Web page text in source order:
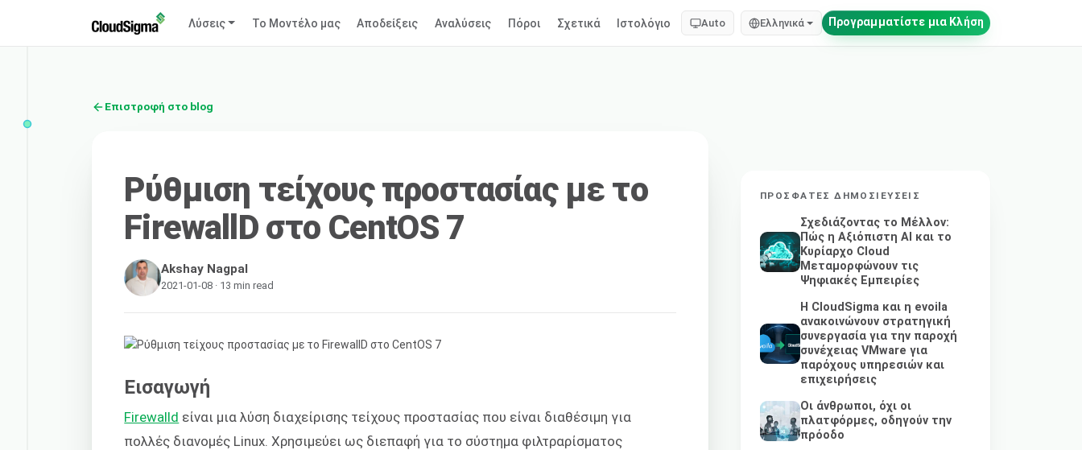
Λύσεις Το Μοντέλο μας Αποδείξεις Αναλύσεις Πόροι Σχετικά Ιστολόγιο Auto Ελληνικά Προγραμματίστε μια Κλήση
Επιστροφή στο blog
Ρύθμιση τείχους προστασίας με το
FirewallD στο CentOS 7
Akshay Nagpal
2021-01-08 · 13 min read
Εισαγωγή
Firewalld είναι μια λύση διαχείρισης τείχους προστασίας που είναι διαθέσιμη για
πολλές διανομές Linux. Χρησιμεύει ως διεπαφή για το σύστημα φιλτραρίσματος
ΠΡΌΣΦΑΤΕΣ ΔΗΜΟΣΙΕΎΣΕΙΣ
Σχεδιάζοντας το Μέλλον:
Πώς η Αξιόπιστη AI και το
Κυρίαρχο Cloud
Μεταμορφώνουν τις
Ψηφιακές Εμπειρίες
Η CloudSigma και η evoila
ανακοινώνουν στρατηγική
συνεργασία για την παροχή
συνέχειας VMware για
παρόχους υπηρεσιών και
επιχειρήσεις
Οι άνθρωποι, όχι οι
πλατφόρμες, οδηγούν την
πρόοδο